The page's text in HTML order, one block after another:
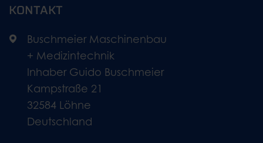
KONTAKT
Buschmeier Maschinenbau
+ Medizintechnik
Inhaber Guido Buschmeier
Kampstraße 21
32584 Löhne
Deutschland